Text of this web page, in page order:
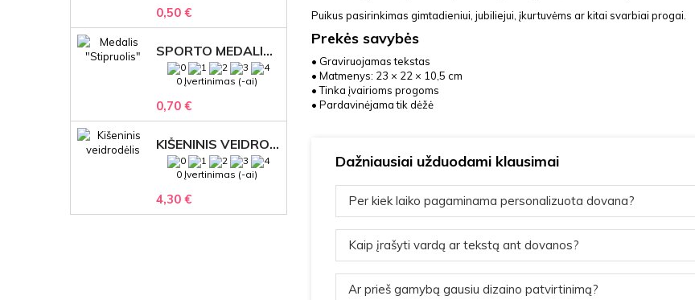
0,50 €
SPORTO MEDALIS "STIPRUOLIS" SU GRAVIRUOTU TEKSTU
0 Įvertinimas (-ai)
0,70 €
KIŠENINIS VEIDRODĖLIS
0 Įvertinimas (-ai)
4,30 €
Puikus pasirinkimas gimtadieniui, jubiliejui, įkurtuvėms ar kitai svarbiai progai.
Prekės savybės
• Graviruojamas tekstas
• Matmenys: 23 × 22 × 10,5 cm
• Tinka įvairioms progoms
• Pardavinėjama tik dėžė
Dažniausiai užduodami klausimai
Per kiek laiko pagaminama personalizuota dovana?
Kaip įrašyti vardą ar tekstą ant dovanos?
Ar prieš gamybą gausiu dizaino patvirtinimą?